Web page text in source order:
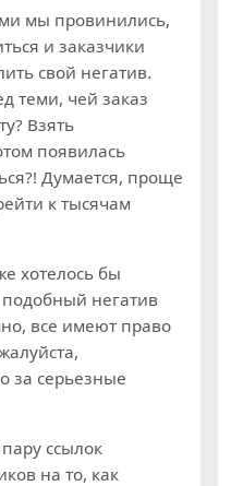
мы провинились,
и заказчики
свой негатив.
теми, чей заказ
Взять
появилась
Думается, проще
к тысячам
хотелось бы
подобный негатив
все имеют право
за серьезные
ссылок
на то, как